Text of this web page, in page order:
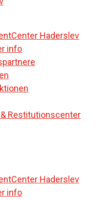
Haderslev
info
Restitutionscenter
Haderslev
info